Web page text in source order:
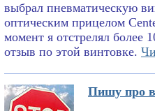
выбрал пневматическую
оптическим прицелом
момент я отстрелял более
отзыв по этой винтовке.
Пишу про